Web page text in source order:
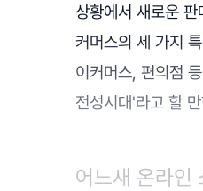
상황에서 새로운
커머스의 세 가지
이커머스, 편의점
전성시대'라고 할
어느새 온라인